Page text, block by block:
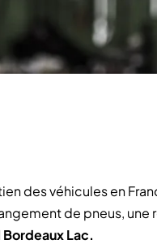
des véhicules en
de pneus, une
Lac.